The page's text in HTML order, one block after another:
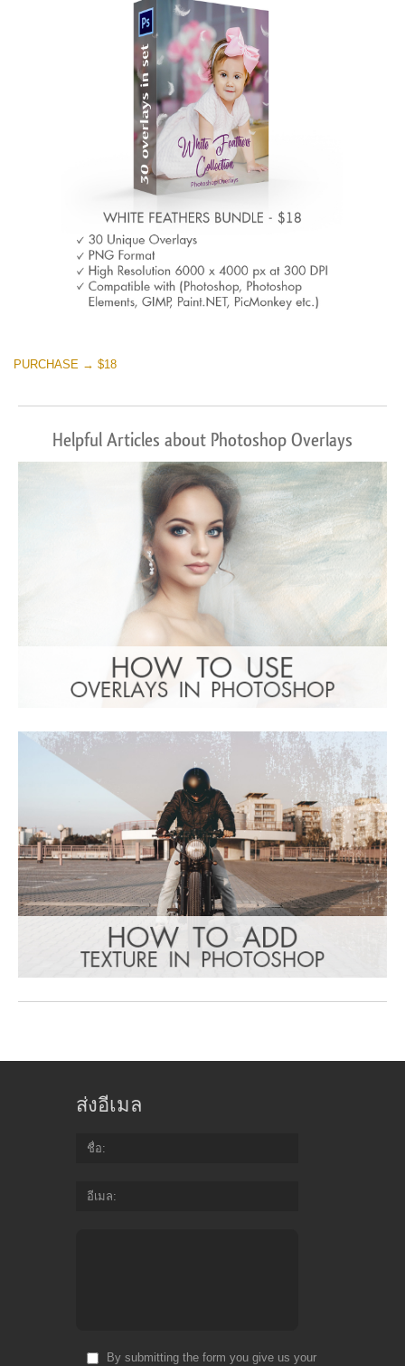
PURCHASE → $18
Helpful Articles about Photoshop Overlays
ส่งอีเมล
ชื่อ
อีเมล
By submitting the form you give us your